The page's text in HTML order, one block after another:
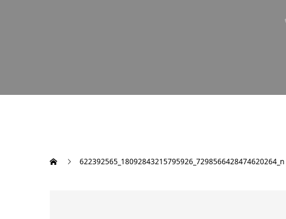
622392565_18092843215795926_7298566428474620264_n